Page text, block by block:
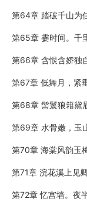
第64章 踏破千山为
第65章 霎时间。千
第66章 含恨含娇独
第67章 低舞月，紧
第68章 髻鬟狼籍黛
第69章 水骨嫩，玉
第70章 海棠风韵玉
第71章 浣花溪上见
第72章 忆宫墙。夜